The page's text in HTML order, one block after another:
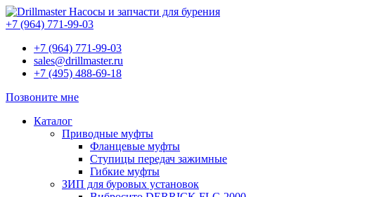
Насосы и запчасти для бурения
+7 (964) 771-99-03
+7 (964) 771-99-03
sales@drillmaster.ru
+7 (495) 488-69-18
Позвоните мне
Каталог
Приводные муфты
Фланцевые муфты
Ступицы передач зажимные
Гибкие муфты
ЗИП для буровых установок